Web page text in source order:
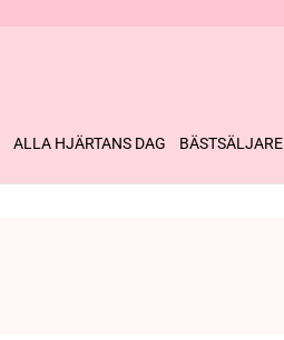
ALLA HJÄRTANS DAG BÄSTSÄLJARE